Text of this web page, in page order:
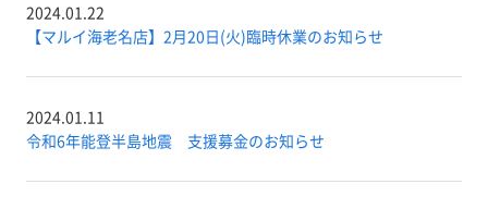
2024.01.22
【マルイ海老名店】2月20日(火)臨時休業のお知らせ
2024.01.11
令和6年能登半島地震 支援募金のお知らせ